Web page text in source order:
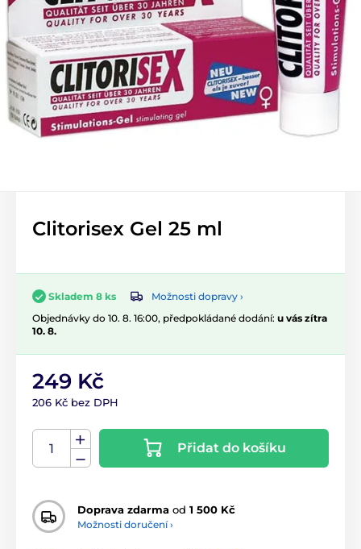
Clitorisex Gel 25 ml
Skladem 8 ks
Možnosti dopravy ›
Objednávky do 10. 8. 16:00, předpokládané dodání: u vás zítra
10. 8.
249 Kč
206 Kč bez DPH
Přidat do košíku
Doprava zdarma od 1 500 Kč
Možnosti doručení ›